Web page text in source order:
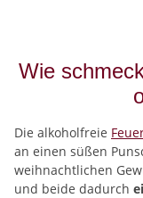
Wie
Die alkoholfreie
an einen süßen
weihnachtlichen
und beide dadurch